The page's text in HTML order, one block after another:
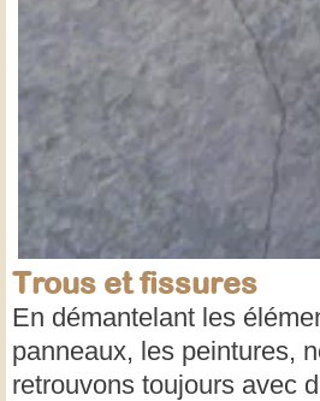
Trous et fissures
En démantelant les
panneaux, les peintures,
retrouvons toujours avec